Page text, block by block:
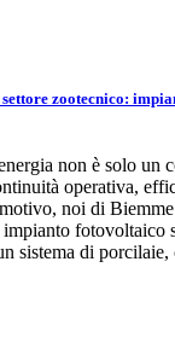
zootecnico:
non è solo un
operativa,
noi di
fotovoltaico
sistema di